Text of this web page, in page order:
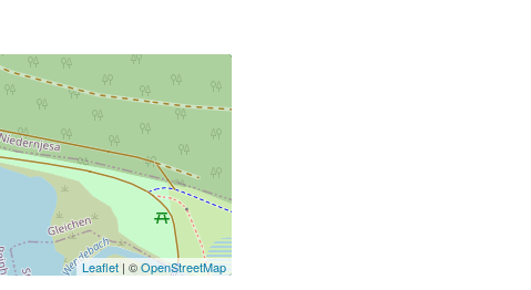
Leaflet| ©OpenStreetMap